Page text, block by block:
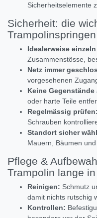
Sicherheitselemente
Sicherheit: die
Trampolinspringen
Idealerweise
Zusammenstösse,
Netz immer
vorgesehenen
Keine
oder harte Teile
Regelmässig prüfen:
Schrauben
Standort sicher
Mauern, Bäumen und
Pflege &
Trampolin lange in
Reinigen: Schmutz
damit nichts rutschig
Kontrollen: